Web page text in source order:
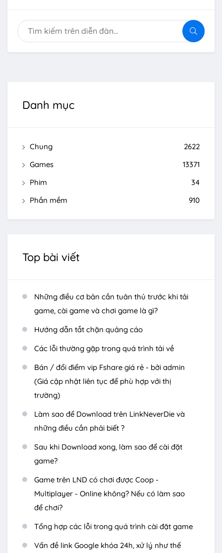
Danh mục
Chung
2622
Games
13371
Phim
34
Phần mềm
910
Top bài viết
Những điều cơ bản cần tuân thủ trước khi tải
game, cài game và chơi game là gì?
Hướng dẫn tắt chặn quảng cáo
Các lỗi thường gặp trong quá trình tải về
Bán / đổi điểm vip Fshare giá rẻ - bởi admin
(Giá cập nhật liên tục để phù hợp với thị
trường)
Làm sao để Download trên LinkNeverDie và
những điều cần phải biết ?
Sau khi Download xong, làm sao để cài đặt
game?
Game trên LND có chơi được Coop -
Multiplayer - Online không? Nếu có làm sao
để chơi?
Tổng hợp các lỗi trong quá trình cài đặt game
Vấn đề link Google khóa 24h, xử lý như thế